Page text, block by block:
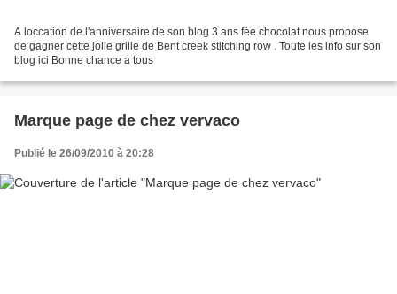
A loccation de l'anniversaire de son blog 3 ans fée chocolat nous propose
de gagner cette jolie grille de Bent creek stitching row . Toute les info sur son
blog ici Bonne chance a tous
Marque page de chez vervaco
Publié le 26/09/2010 à 20:28